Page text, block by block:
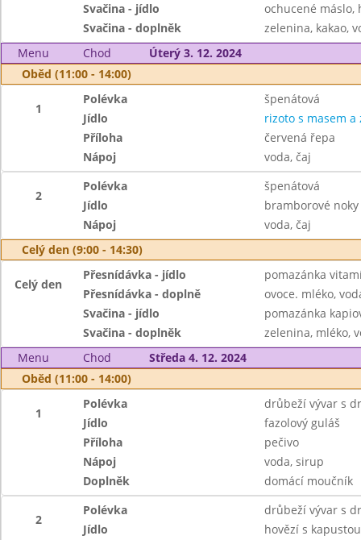
Svačina - jídlo
ochucené máslo,
Svačina - doplněk
zelenina, kakao,
Menu
Chod
Úterý 3. 12. 2024
Oběd (11:00 - 14:00)
1
Polévka
špenátová
Jídlo
rizoto s masem
Příloha
červená řepa
Nápoj
voda, čaj
2
Polévka
špenátová
Jídlo
bramborové
Nápoj
voda, čaj
Celý den (9:00 - 14:30)
Celý den
Přesnídávka - jídlo
pomazánka
Přesnídávka - doplně
ovoce. mléko,
Svačina - jídlo
pomazánka
Svačina - doplněk
zelenina, mléko,
Menu
Chod
Středa 4. 12. 2024
Oběd (11:00 - 14:00)
1
Polévka
drůbeží vývar s
Jídlo
fazolový guláš
Příloha
pečivo
Nápoj
voda, sirup
Doplněk
domácí moučník
2
Polévka
drůbeží vývar s
Jídlo
hovězí s kapustou